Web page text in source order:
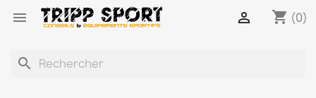
 shopping_cart (0)

search